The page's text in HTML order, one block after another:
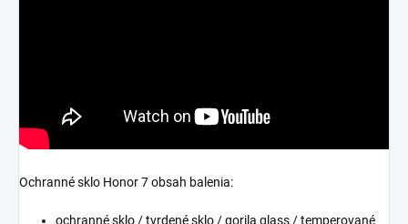
Ochranné sklo Honor 7 obsah balenia:
ochranné sklo / tvrdené sklo / gorila glass / temperované